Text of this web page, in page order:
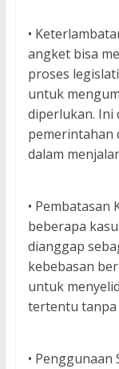
•
angket bisa
proses
untuk
diperlukan. Ini
pemerintahan
dalam
• Pembatasan
beberapa
dianggap
kebebasan
untuk
tertentu tanpa
•